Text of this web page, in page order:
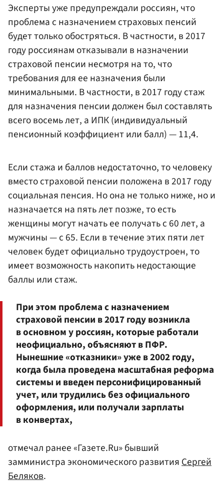
Эксперты уже предупреждали россиян, что
проблема с назначением страховых пенсий
будет только обостряться. В частности, в 2017
году россиянам отказывали в назначении
страховой пенсии несмотря на то, что
требования для ее назначения были
минимальными. В частности, в 2017 году стаж
для назначения пенсии должен был составлять
всего восемь лет, а ИПК (индивидуальный
пенсионный коэффициент или балл) — 11,4.
Если стажа и баллов недостаточно, то человеку
вместо страховой пенсии положена в 2017 году
социальная пенсия. Но она не только ниже, но и
назначается на пять лет позже, то есть
женщины могут начать ее получать с 60 лет, а
мужчины — с 65. Если в течение этих пяти лет
человек будет официально трудоустроен, то
имеет возможность накопить недостающие
баллы или стаж.
При этом проблема с назначением
страховой пенсии в 2017 году возникла
в основном у россиян, которые работали
неофициально, объясняют в ПФР.
Нынешние «отказники» уже в 2002 году,
когда была проведена масштабная реформа
системы и введен персонифицированный
учет, или трудились без официального
оформления, или получали зарплаты
в конвертах,
отмечал ранее «Газете.Ru» бывший
замминистра экономического развитияСергей
Беляков.